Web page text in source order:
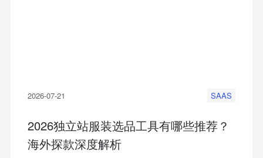
2026-07-21 SAAS
2026独立站服装选品工具有哪些推荐？
海外探款深度解析